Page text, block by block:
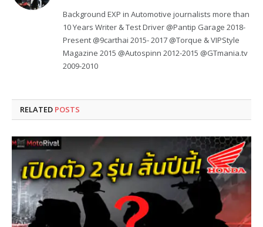
Background EXP in Automotive journalists more than
10 Years Writer & Test Driver @Pantip Garage 2018-
Present @9carthai 2015- 2017 @Torque & VIPStyle
Magazine 2015 @Autospinn 2012-2015 @GTmania.tv
2009-2010
RELATED POSTS